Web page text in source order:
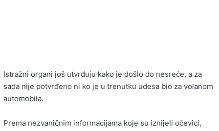
Istražni organi još utvrđuju kako je došlo do nesreće, a za
sada nije potvrđeno ni ko je u trenutku udesa bio za volanom
automobila.
Prema nezvaničnim informacijama koje su iznijeli očevici,